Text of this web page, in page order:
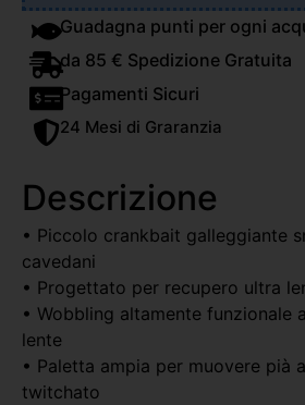
Guadagna punti per ogni
da 85 € Spedizione Gratuita
Pagamenti Sicuri
24 Mesi di Graranzia
Descrizione
• Piccolo crankbait galleggiante
cavedani
• Progettato per recupero ultra
• Wobbling altamente funzionale
lente
• Paletta ampia per muovere pià
twitchato